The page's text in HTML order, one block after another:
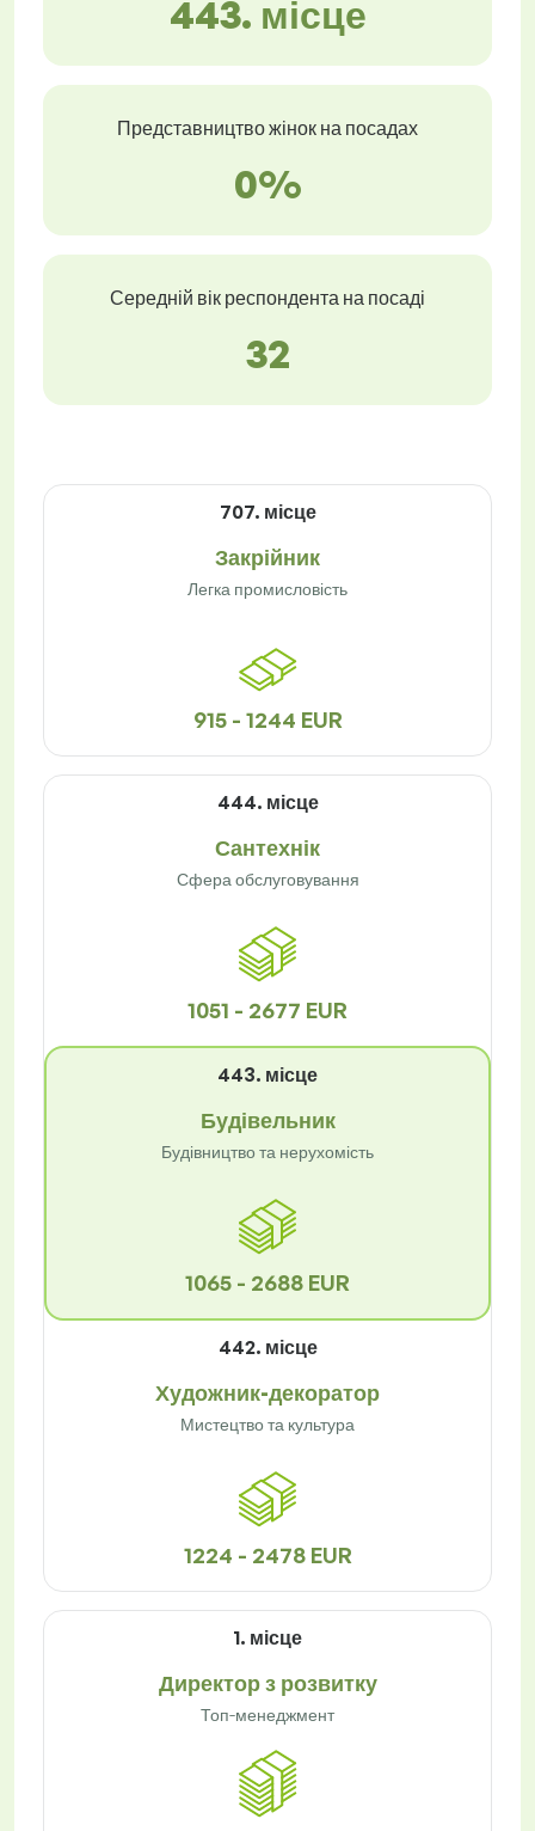
443. місце
Представництво жінок на посадах
0%
Середній вік респондента на посаді
32
707. місце
Закрійник
Легка промисловість
915 - 1244 EUR
444. місце
Сантехнік
Сфера обслуговування
1051 - 2677 EUR
443. місце
Будівельник
Будівництво та нерухомість
1065 - 2688 EUR
442. місце
Художник-декоратор
Мистецтво та культура
1224 - 2478 EUR
1. місце
Директор з розвитку
Топ-менеджмент